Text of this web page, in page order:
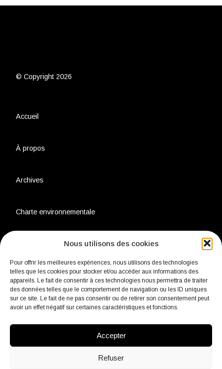
Nous utilisons des cookies
Pour offrir les meilleures expériences, nous utilisons des technologies
telles que les cookies pour stocker et/ou accéder aux informations des
appareils. Le fait de consentir à ces technologies nous permettra de traiter
des données telles que le comportement de navigation ou les ID uniques
sur ce site. Le fait de ne pas consentir ou de retirer son consentement peut
avoir un effet négatif sur certaines caractéristiques et fonctions.
Accepter
Refuser
© Copyright 2026
Accueil
À propos
Archives
Charte environnementale
Politique de confidentialité
Mentions légales
Contact